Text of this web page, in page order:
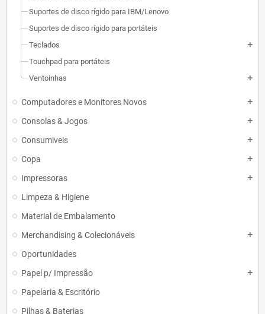
Suportes de disco rígido para IBM/Lenovo
Suportes de disco rígido para portáteis
Teclados
add
Touchpad para portáteis
Ventoinhas
add
Computadores e Monitores Novos add
Consolas & Jogos add
Consumiveis add
Copa add
Impressoras add
Limpeza & Higiene
Material de Embalamento
Merchandising & Colecionáveis
add
Oportunidades
Papel p/ Impressão
add
Papelaria & Escritório
Pilhas & Baterias